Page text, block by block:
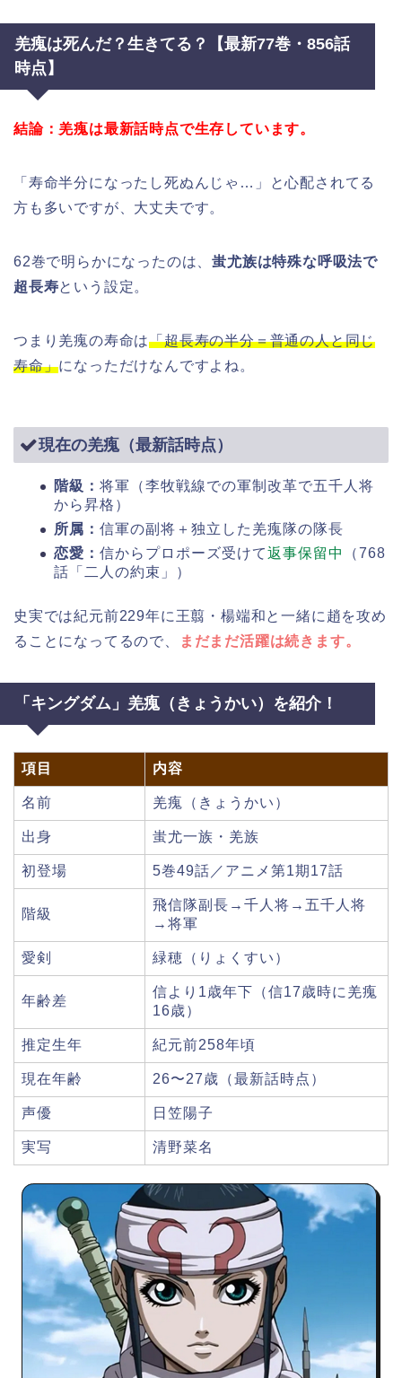
羌瘣は死んだ？生きてる？【最新77巻・856話
時点】
結論：羌瘣は最新話時点で生存しています。
「寿命半分になったし死ぬんじゃ…」と心配されてる
方も多いですが、大丈夫です。
62巻で明らかになったのは、蚩尤族は特殊な呼吸法で
超長寿という設定。
つまり羌瘣の寿命は「超長寿の半分＝普通の人と同じ
寿命」になっただけなんですよね。
現在の羌瘣（最新話時点）
階級： 将軍（李牧戦線での軍制改革で五千人将
から昇格）
所属： 信軍の副将＋独立した羌瘣隊の隊長
恋愛： 信からプロポーズ受けて返事保留中
（768
話「二人の約束」）
史実では紀元前229年に王翦・楊端和と一緒に趙を攻め
ることになってるので、
まだまだ活躍は続きます。
「キングダム」羌瘣（きょうかい）を紹介！
項目 内容
名前 羌瘣（きょうかい）
出身 蚩尤一族・羌族
初登場 5巻49話／アニメ第1期17話
階級
飛信隊副長→千人将→五千人将
→将軍
愛剣 緑穂（りょくすい）
年齢差
信より1歳年下（信17歳時に羌瘣
16歳）
推定生年 紀元前258年頃
現在年齢 26〜27歳（最新話時点）
声優 日笠陽子
実写 清野菜名